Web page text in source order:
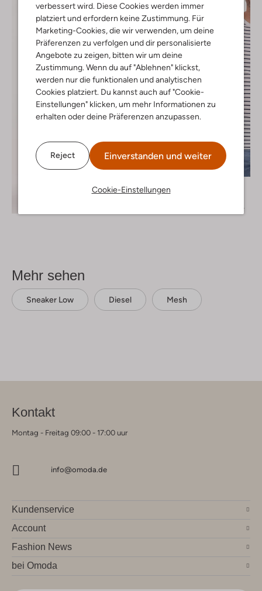
verbessert wird. Diese Cookies werden immer
platziert und erfordern keine Zustimmung. Für
Marketing-Cookies, die wir verwenden, um deine
Präferenzen zu verfolgen und dir personalisierte
Angebote zu zeigen, bitten wir um deine
Zustimmung. Wenn du auf "Ablehnen" klickst,
werden nur die funktionalen und analytischen
Cookies platziert. Du kannst auch auf "Cookie-
Einstellungen" klicken, um mehr Informationen zu
erhalten oder deine Präferenzen anzupassen.
Reject Einverstanden und weiter
Cookie-Einstellungen
Letzter Artikel
-60%
€ 15,95
Mehr sehen
Sneaker Low Diesel Mesh
Kontakt
Montag - Freitag 09:00 - 17:00 uur
info@omoda.de
Kundenservice
Account
Fashion News
bei Omoda